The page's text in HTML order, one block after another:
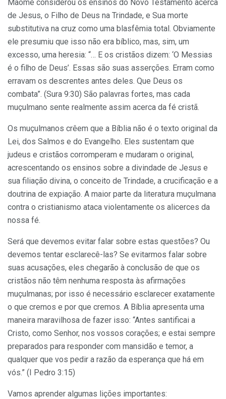
Maomé considerou os ensinos do Novo Testamento acerca
de Jesus, o Filho de Deus na Trindade, e Sua morte
substitutiva na cruz como uma blasfêmia total. Obviamente
ele presumiu que isso não era bíblico, mas, sim, um
excesso, uma heresia: “… E os cristãos dizem: ‘O Messias
é o filho de Deus’. Essas são suas asserções. Erram como
erravam os descrentes antes deles. Que Deus os
combata”. (Sura 9:30) São palavras fortes, mas cada
muçulmano sente realmente assim acerca da fé cristã.
Os muçulmanos crêem que a Bíblia não é o texto original da
Lei, dos Salmos e do Evangelho. Eles sustentam que
judeus e cristãos corromperam e mudaram o original,
acrescentando os ensinos sobre a divindade de Jesus e
sua filiação divina, o conceito de Trindade, a crucificação e a
doutrina de expiação. A maior parte da literatura muçulmana
contra o cristianismo ataca violentamente os alicerces da
nossa fé.
Será que devemos evitar falar sobre estas questões? Ou
devemos tentar esclarecê-las? Se evitarmos falar sobre
suas acusações, eles chegarão à conclusão de que os
cristãos não têm nenhuma resposta às afirmações
muçulmanas; por isso é necessário esclarecer exatamente
o que cremos e por que cremos. A Bíblia apresenta uma
maneira maravilhosa de fazer isso: “Antes santificai a
Cristo, como Senhor, nos vossos corações; e estai sempre
preparados para responder com mansidão e temor, a
qualquer que vos pedir a razão da esperança que há em
vós.” (I Pedro 3:15)
Vamos aprender algumas lições importantes: